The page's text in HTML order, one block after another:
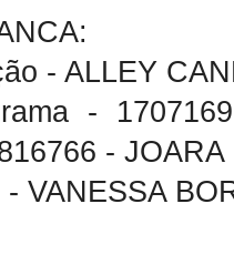
- ALLEY
-
-
VANESSA